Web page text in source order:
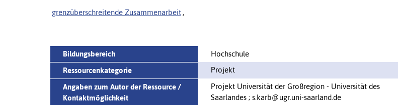
grenzüberschreitende Zusammenarbeit ,
Bildungsbereich
Hochschule
Ressourcenkategorie
Projekt
Angaben zum Autor der Ressource /
Kontaktmöglichkeit
Projekt Universität der Großregion - Universität des
Saarlandes ; s.karb@ugr.uni-saarland.de